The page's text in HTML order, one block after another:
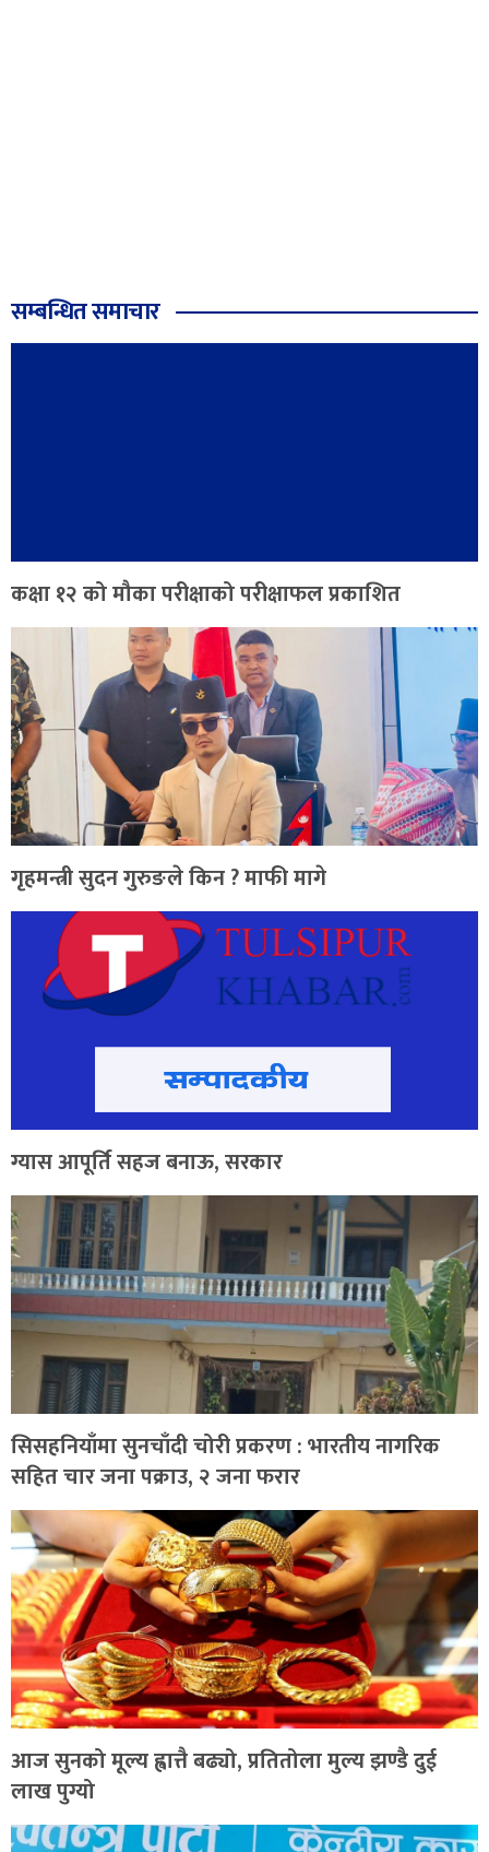
सम्बन्धित समाचार
कक्षा १२ को मौका परीक्षाको परीक्षाफल प्रकाशित
गृहमन्त्री सुदन गुरुङले किन ? माफी मागे
ग्यास आपूर्ति सहज बनाऊ, सरकार
सिसहनियाँमा सुनचाँदी चोरी प्रकरण : भारतीय नागरिक
सहित चार जना पक्राउ, २ जना फरार
आज सुनको मूल्य ह्वात्तै बढ्यो, प्रतितोला मुल्य झण्डै दुई
लाख पुग्यो